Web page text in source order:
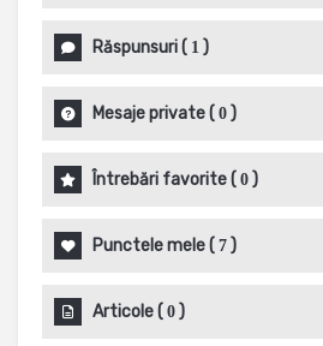
Răspunsuri( 1 )
Mesaje private( 0 )
Întrebări favorite( 0 )
Punctele mele( 7 )
Articole( 0 )